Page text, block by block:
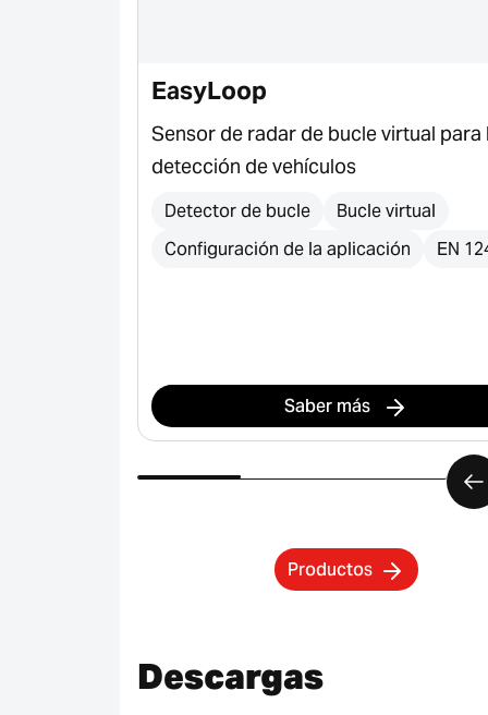
EasyLoop
Sensor de radar de bucle virtual para
detección de vehículos
Detector de bucle
Bucle virtual
Configuración de la aplicación
EN
Saber más
Productos
Descargas